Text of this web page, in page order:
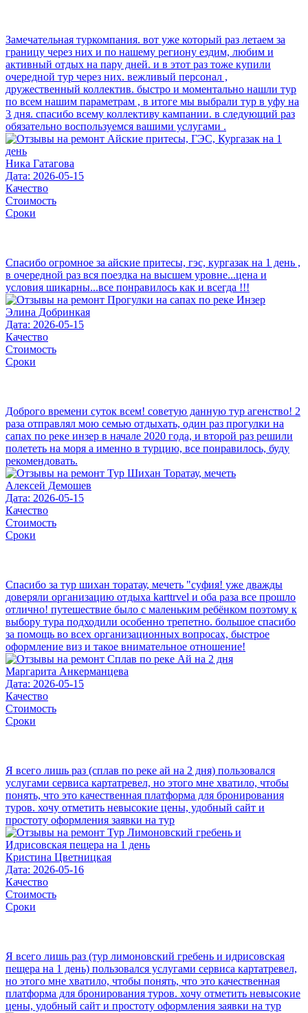
Замечательная туркомпания. вот уже который раз летаем за
границу через них и по нашему региону ездим, любим и
активный отдых на пару дней. и в этот раз тоже купили
очередной тур через них. вежливый персонал ,
дружественный коллектив. быстро и моментально нашли тур
по всем нашим параметрам , в итоге мы выбрали тур в уфу на
3 дня. спасибо всему коллективу кампании. в следующий раз
обязательно воспользуемся вашими услугами .
Ника Гатагова
Дата: 2026-05-15
Качество
Стоимость
Сроки
Спасибо огромное за айские притесы, гэс, кургазак на 1 день ,
в очередной раз вся поездка на высшем уровне...цена и
условия шикарны...все понравилось как и всегда !!!
Элина Добринкая
Дата: 2026-05-15
Качество
Стоимость
Сроки
Доброго времени суток всем! советую данную тур агенство! 2
раза отправлял мою семью отдыхать, один раз прогулки на
сапах по реке инзер в начале 2020 года, и второй раз решили
полететь на моря а именно в турцию, все понравилось, буду
рекомендовать.
Алексей Демошев
Дата: 2026-05-15
Качество
Стоимость
Сроки
Спасибо за тур шихан торатау, мечеть "суфия! уже дважды
доверяли организацию отдыха karttrvel и оба раза все прошло
отлично! путешествие было с маленьким ребёнком поэтому к
выбору тура подходили особенно трепетно. большое спасибо
за помощь во всех организационных вопросах, быстрое
оформление виз и такое внимательное отношение!
Маргарита Анкерманцева
Дата: 2026-05-15
Качество
Стоимость
Сроки
Я всего лишь раз (сплав по реке ай на 2 дня) пользовался
услугами сервиса картатревел, но этого мне хватило, чтобы
понять, что это качественная платформа для бронирования
туров. хочу отметить невысокие цены, удобный сайт и
простоту оформления заявки на тур
Кристина Цветницкая
Дата: 2026-05-16
Качество
Стоимость
Сроки
Я всего лишь раз (тур лимоновский гребень и идрисовская
пещера на 1 день) пользовался услугами сервиса картатревел,
но этого мне хватило, чтобы понять, что это качественная
платформа для бронирования туров. хочу отметить невысокие
цены, удобный сайт и простоту оформления заявки на тур